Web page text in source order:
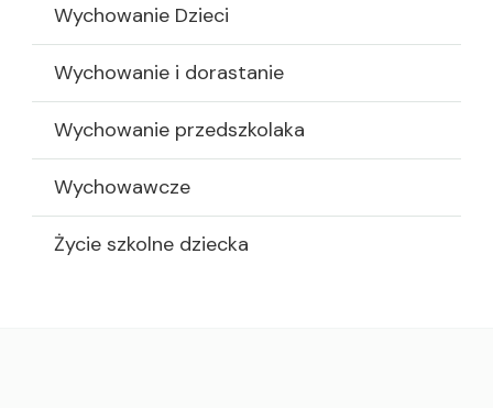
Wychowanie Dzieci
Wychowanie i dorastanie
Wychowanie przedszkolaka
Wychowawcze
Życie szkolne dziecka